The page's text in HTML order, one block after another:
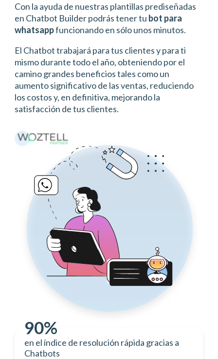
Con la ayuda de nuestras plantillas prediseñadas
en Chatbot Builder podrás tener tu bot para
whatsappfuncionando en sólo unos minutos.
El Chatbot trabajará para tus clientes y para ti
mismo durante todo el año, obteniendo por el
camino grandes beneficios tales como un
aumento significativo de las ventas, reduciendo
los costos y, en definitiva, mejorando la
satisfacción de tus clientes.
90%
en el índice de resolución rápida gracias a
Chatbots